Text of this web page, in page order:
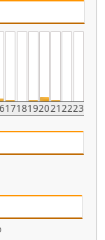
17181920212223